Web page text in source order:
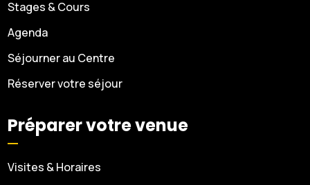
Stages & Cours
Agenda
Séjourner au Centre
Réserver votre séjour
Préparer votre venue
Visites & Horaires